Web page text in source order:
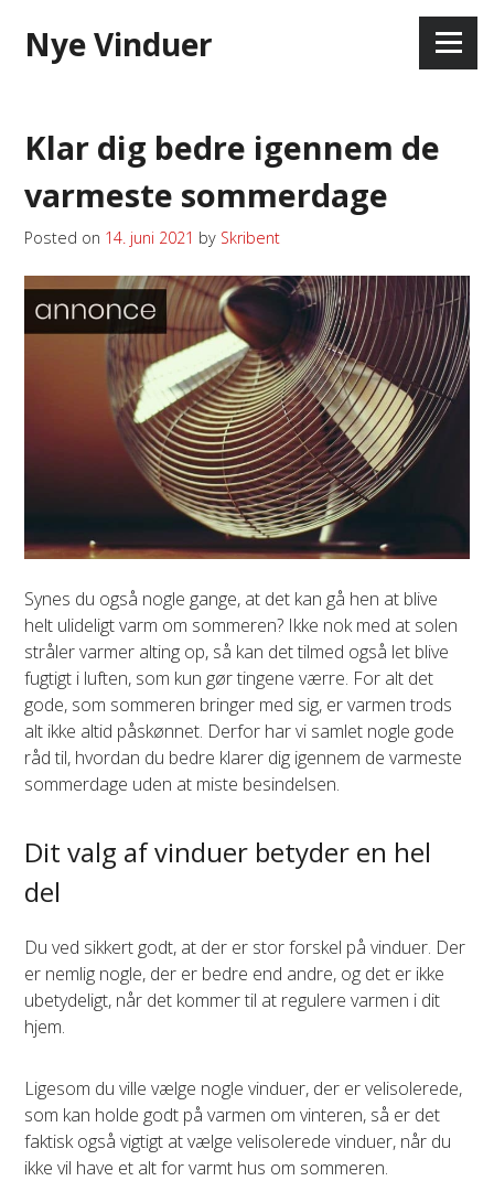
content
Nye Vinduer Menu
Klar dig bedre igennem de
varmeste sommerdage
Posted on 14. juni 2021 by Skribent
Synes du også nogle gange, at det kan gå hen at blive
helt ulideligt varm om sommeren? Ikke nok med at solen
stråler varmer alting op, så kan det tilmed også let blive
fugtigt i luften, som kun gør tingene værre. For alt det
gode, som sommeren bringer med sig, er varmen trods
alt ikke altid påskønnet. Derfor har vi samlet nogle gode
råd til, hvordan du bedre klarer dig igennem de varmeste
sommerdage uden at miste besindelsen.
Dit valg af vinduer betyder en hel
del
Du ved sikkert godt, at der er stor forskel på vinduer. Der
er nemlig nogle, der er bedre end andre, og det er ikke
ubetydeligt, når det kommer til at regulere varmen i dit
hjem.
Ligesom du ville vælge nogle vinduer, der er velisolerede,
som kan holde godt på varmen om vinteren, så er det
faktisk også vigtigt at vælge velisolerede vinduer, når du
ikke vil have et alt for varmt hus om sommeren.